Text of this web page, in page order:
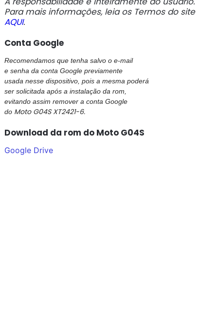
Para mais informações, leia os Termos do site
AQUI.
Conta Google
Recomendamos que tenha salvo o e-mail
e senha da conta Google previamente
usada nesse dispositivo, pois a mesma poderá
ser solicitada após a instalação da rom,
evitando assim remover a conta Google
do Moto G04S XT2421-6.
Download da rom do Moto G04S
Google Drive